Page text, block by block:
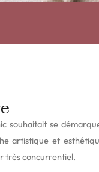
souhaitait se
artistique et
très concurrentiel.